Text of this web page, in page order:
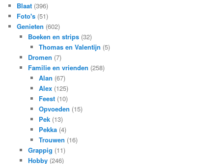
Blaat (396)
Foto's (51)
Genieten (602)
Boeken en strips(32)
Thomas en Valentijn (5)
Dromen (7)
Familie en vrienden (258)
Alan (67)
Alex (125)
Feest (10)
Opvoeden (15)
Pek (13)
Pekka (4)
Trouwen (16)
Grappig (11)
Hobby(246)